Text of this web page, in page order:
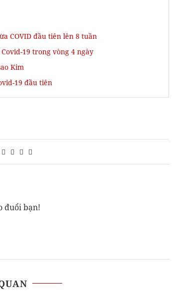
COVID đầu tiên lên 8 tuần
19 trong vòng 4 ngày
Kim
19 đầu tiên
đuổi bạn!